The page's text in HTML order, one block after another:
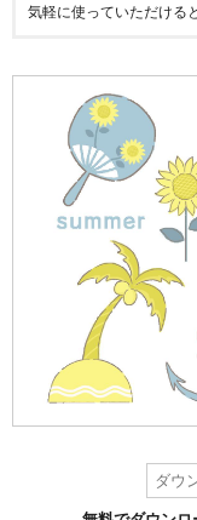
気軽に使っていただける